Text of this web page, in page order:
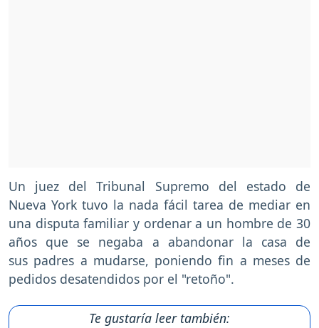
Un juez del Tribunal Supremo del estado de
Nueva York tuvo la nada fácil tarea de mediar en
una disputa familiar y ordenar a un hombre de 30
años que se negaba a abandonar la casa de
sus padres a mudarse, poniendo fin a meses de
pedidos desatendidos por el "retoño".
Te gustaría leer también: